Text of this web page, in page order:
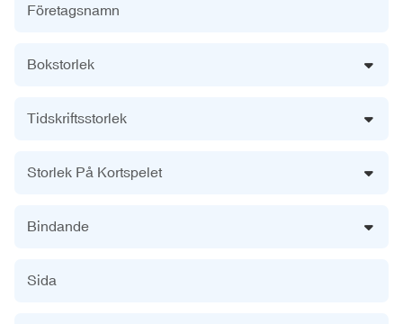
Företagsnamn
Bokstorlek
Tidskriftsstorlek
Storlek På Kortspelet
Bindande
Sida